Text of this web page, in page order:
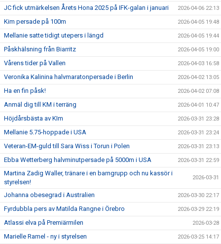
JC fick utmärkelsen Årets Hona 2025 på IFK-galan i januari 2026-04-06 22:13
Kim persade på 100m 2026-04-05 19:48
Mellanie satte tidigt utepers i längd 2026-04-05 19:44
Påskhälsning från Biarritz 2026-04-05 19:00
Vårens tider på Vallen 2026-04-03 16:58
Veronika Kalinina halvmaratonpersade i Berlin 2026-04-02 13:05
Ha en fin påsk! 2026-04-02 07:08
Anmäl dig till KM i terräng 2026-04-01 10:47
Höjdårsbästa av KIm 2026-03-31 23:28
Mellanie 5.75-hoppade i USA 2026-03-31 23:24
Veteran-EM-guld till Sara Wiss i Torun i Polen 2026-03-31 23:13
Ebba Wetterberg halvminutpersade på 5000m i USA 2026-03-31 22:59
Martina Zadig Waller, tränare i en barngrupp och nu kassör i
styrelsen!
2026-03-31
Johanna obesegrad i Australien 2026-03-30 22:17
Fyrdubbla pers av Matilda Rangne i Örebro 2026-03-29 22:19
Atlassi elva på Premiärmilen 2026-03-28
Marielle Ramel - ny i styrelsen 2026-03-25 14:17